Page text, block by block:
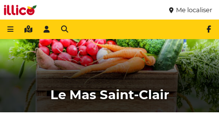
Me localiser
Le Mas Saint-Clair